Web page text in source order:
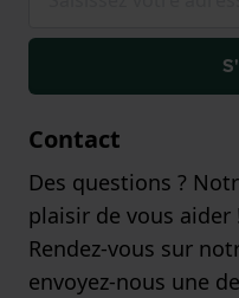
Contact
Des questions ?
plaisir de vous aider
Rendez-vous sur
envoyez-nous une